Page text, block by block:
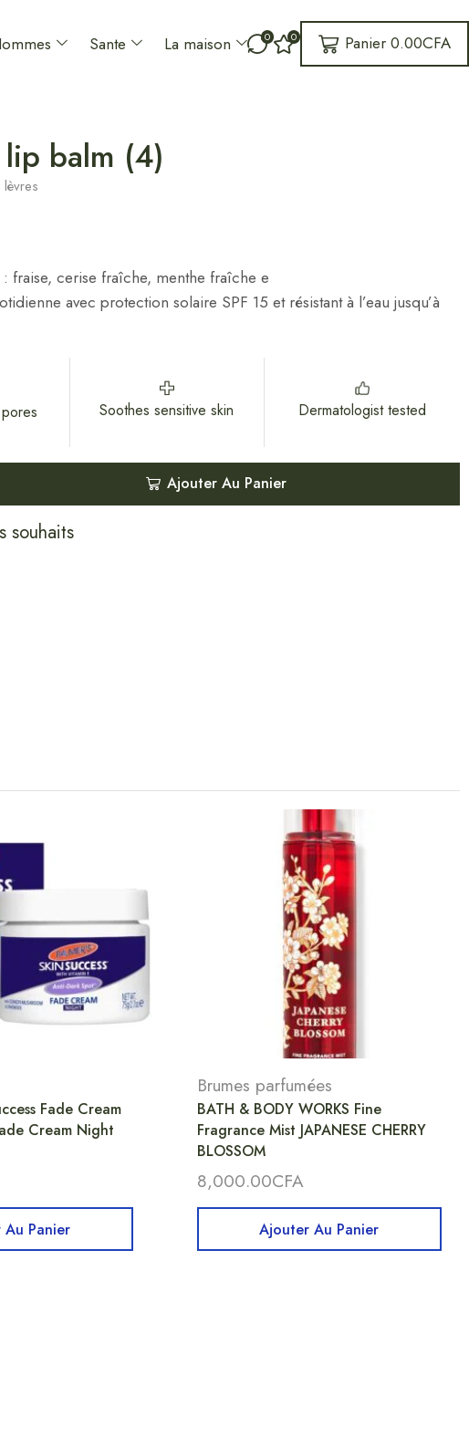
Sante La maison 0 0 Panier 0.00CFA
lip balm (4)
fraise, cerise fraîche, menthe fraîche e
avec protection solaire SPF 15 et résistant à l’eau jusqu’à
Soothes sensitive skin Dermatologist tested
Ajouter Au Panier
souhaits
Fade Cream
Cream Night
Panier
Brumes parfumées
BATH & BODY WORKS Fine
Fragrance Mist JAPANESE CHERRY
BLOSSOM
8,000.00CFA
Ajouter Au Panier